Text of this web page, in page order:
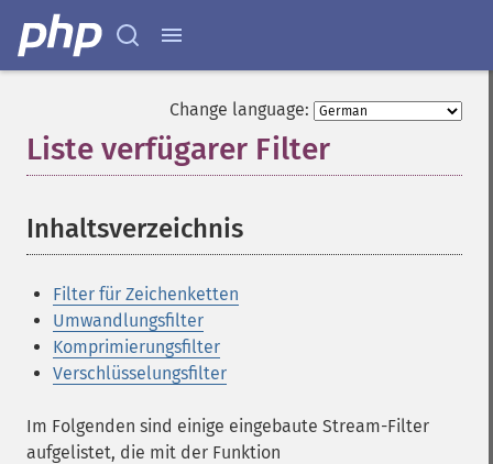
Change language:
Liste verfügarer Filter
Inhaltsverzeichnis
Filter für Zeichenketten
Umwandlungsfilter
Komprimierungsfilter
Verschlüsselungsfilter
Im Folgenden sind einige eingebaute Stream-Filter
aufgelistet, die mit der Funktion